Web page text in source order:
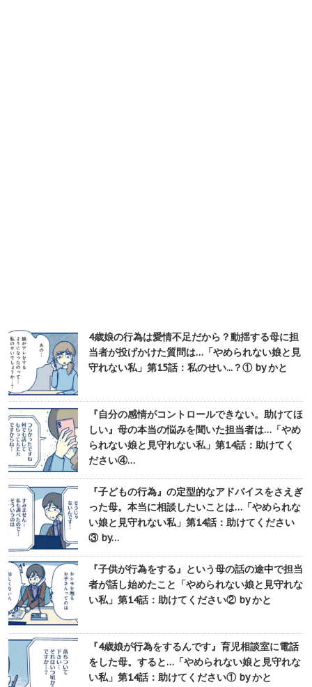
4歳娘の行為は愛情不足だから？動揺する母に担
当者が投げかけた質問は…「やめられない娘と見
守れない私」第15話：私のせい...？① by かと
『自分の感情がコントロールできない。助けてほ
しい』母の本当の悩みを聞いた担当者は…「やめ
られない娘と見守れない私」第14話：助けてく
ださい④…
『子どもの行為』の定型的なアドバイスをさえぎ
った母。本当に相談したいことは…「やめられな
い娘と見守れない私」第14話：助けてください
③ by…
『子供が行為をする』という母の話の途中で担当
者が話し始めたこと「やめられない娘と見守れな
い私」第14話：助けてください② by かと
『4歳娘が行為をするんです』育児相談室に電話
をした母。すると…「やめられない娘と見守れな
い私」第14話：助けてください① by かと